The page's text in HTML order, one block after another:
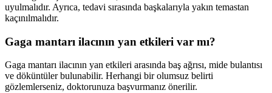
uyulmalıdır. Ayrıca, tedavi sırasında başkalarıyla yakın temastan
kaçınılmalıdır.
Gaga mantarı ilacının yan etkileri var mı?
Gaga mantarı ilacının yan etkileri arasında baş ağrısı, mide bulantısı
ve döküntüler bulunabilir. Herhangi bir olumsuz belirti
gözlemlerseniz, doktorunuza başvurmanız önerilir.